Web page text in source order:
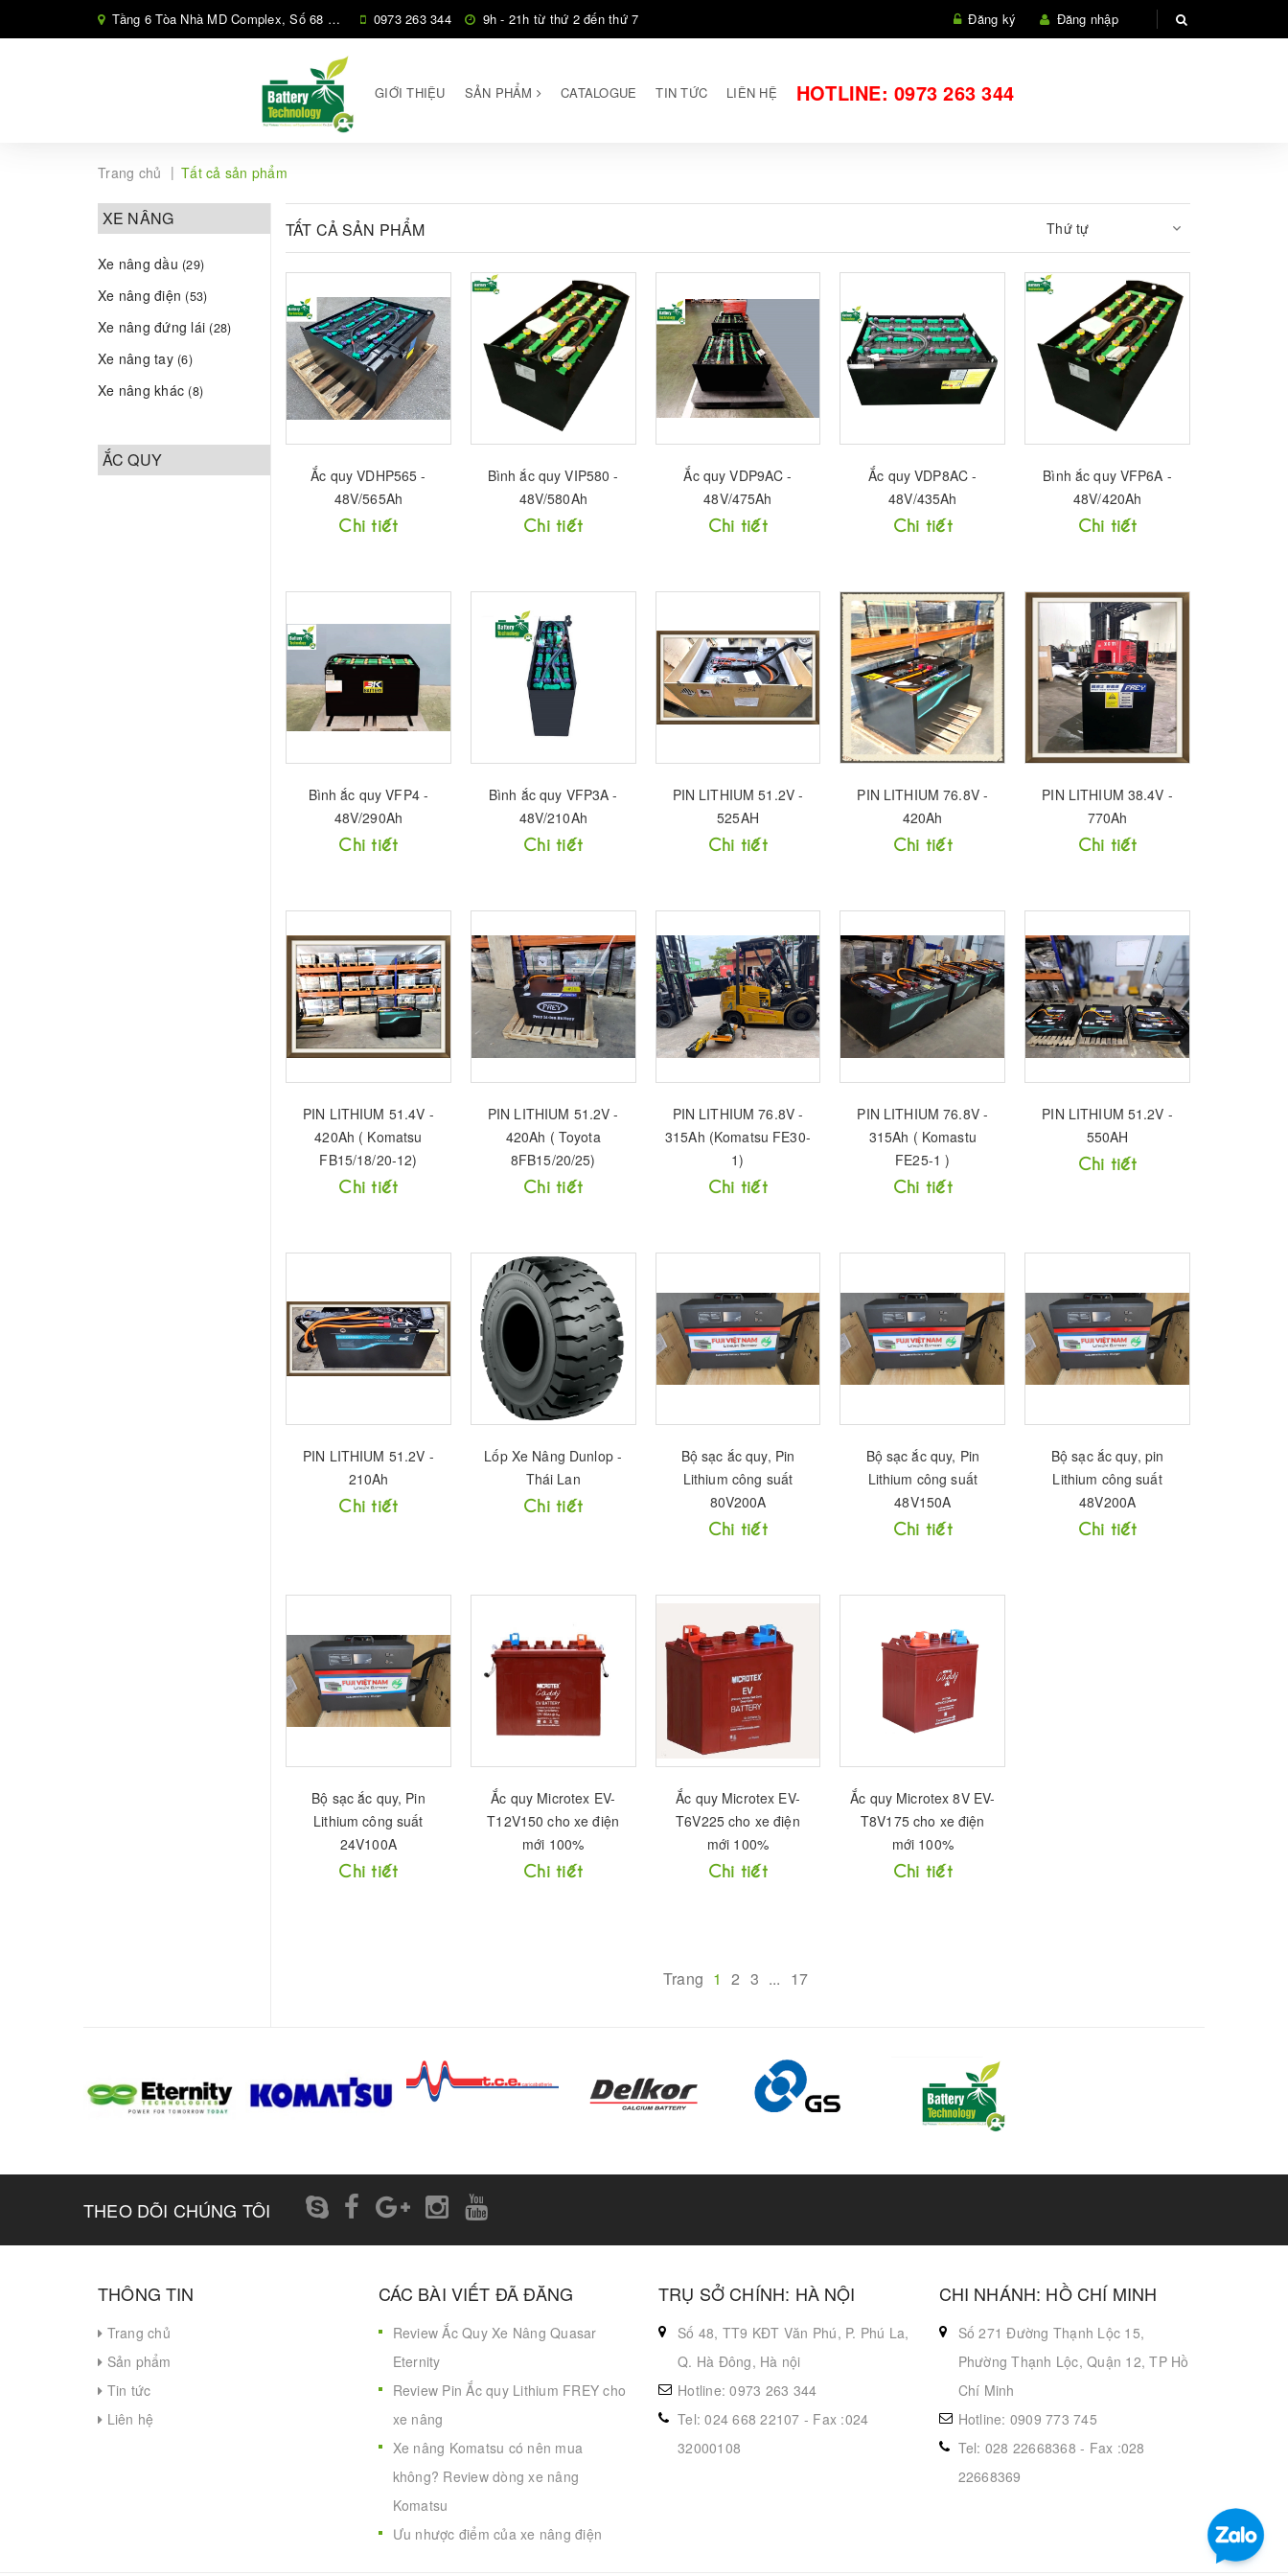
Tầng 6 Tòa Nhà MD Complex, Số 68 Phố Nguyễn Cơ Thạch, Phường Cầu Diễn, Hà Nội, 0973 263 344 9h - 21h từ thứ 2 đến thứ 7 Đăng ký Đăng nhập
GIỚI THIỆU SẢN PHẨM CATALOGUE TIN TỨC LIÊN HỆ HOTLINE: 0973 263 344
Trang chủ | Tất cả sản phẩm
TẤT CẢ SẢN PHẨM Thứ tự
Ắc quy VDHP565 -
48V/565Ah
Chi tiết
Bình ắc quy VIP580 -
48V/580Ah
Chi tiết
Ắc quy VDP9AC -
48V/475Ah
Chi tiết
Ắc quy VDP8AC -
48V/435Ah
Chi tiết
Bình ắc quy VFP6A -
48V/420Ah
Chi tiết
Bình ắc quy VFP4 -
48V/290Ah
Chi tiết
Bình ắc quy VFP3A -
48V/210Ah
Chi tiết
PIN LITHIUM 51.2V -
525AH
Chi tiết
PIN LITHIUM 76.8V -
420Ah
Chi tiết
PIN LITHIUM 38.4V -
770Ah
Chi tiết
PIN LITHIUM 51.4V -
420Ah ( Komatsu
FB15/18/20-12)
Chi tiết
PIN LITHIUM 51.2V -
420Ah ( Toyota
8FB15/20/25)
Chi tiết
PIN LITHIUM 76.8V -
315Ah (Komatsu FE30-
1)
Chi tiết
PIN LITHIUM 76.8V -
315Ah ( Komastu
FE25-1 )
Chi tiết
PIN LITHIUM 51.2V -
550AH
Chi tiết
PIN LITHIUM 51.2V -
210Ah
Chi tiết
Lốp Xe Nâng Dunlop -
Thái Lan
Chi tiết
Bộ sạc ắc quy, Pin
Lithium công suất
80V200A
Chi tiết
Bộ sạc ắc quy, Pin
Lithium công suất
48V150A
Chi tiết
Bộ sạc ắc quy, pin
Lithium công suất
48V200A
Chi tiết
Bộ sạc ắc quy, Pin
Lithium công suất
24V100A
Chi tiết
Ắc quy Microtex EV-
T12V150 cho xe điện
mới 100%
Chi tiết
Ắc quy Microtex EV-
T6V225 cho xe điện
mới 100%
Chi tiết
Ắc quy Microtex 8V EV-
T8V175 cho xe điện
mới 100%
Chi tiết
Trang 1 2 3 ... 17
XE NÂNG
Xe nâng dầu (29)
Xe nâng điện (53)
Xe nâng đứng lái (28)
Xe nâng tay (6)
Xe nâng khác (8)
ẮC QUY
THEO DÕI CHÚNG TÔI
THÔNG TIN
Trang chủ
Sản phẩm
Tin tức
Liên hệ
CÁC BÀI VIẾT ĐÃ ĐĂNG
Review Ắc Quy Xe Nâng Quasar
Eternity
Review Pin Ắc quy Lithium FREY cho
xe nâng
Xe nâng Komatsu có nên mua
không? Review dòng xe nâng
Komatsu
Ưu nhược điểm của xe nâng điện
TRỤ SỞ CHÍNH: HÀ NỘI
Số 48, TT9 KĐT Văn Phú, P. Phú La,
Q. Hà Đông, Hà nội
Hotline: 0973 263 344
Tel: 024 668 22107 - Fax :024
32000108
CHI NHÁNH: HỒ CHÍ MINH
Số 271 Đường Thạnh Lộc 15,
Phường Thạnh Lộc, Quận 12, TP Hồ
Chí Minh
Hotline: 0909 773 745
Tel: 028 22668368 - Fax :028
22668369